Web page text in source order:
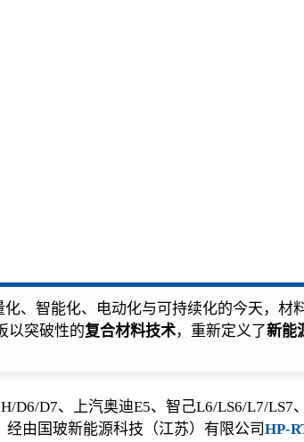
、智能化、电动化与可持续化的今天，
以突破性的复合材料技术，重新定义了新能
D7、上汽奥迪E5、智己L6/LS6/L7/
经由国玻新能源科技（江苏）有限公司 HP-